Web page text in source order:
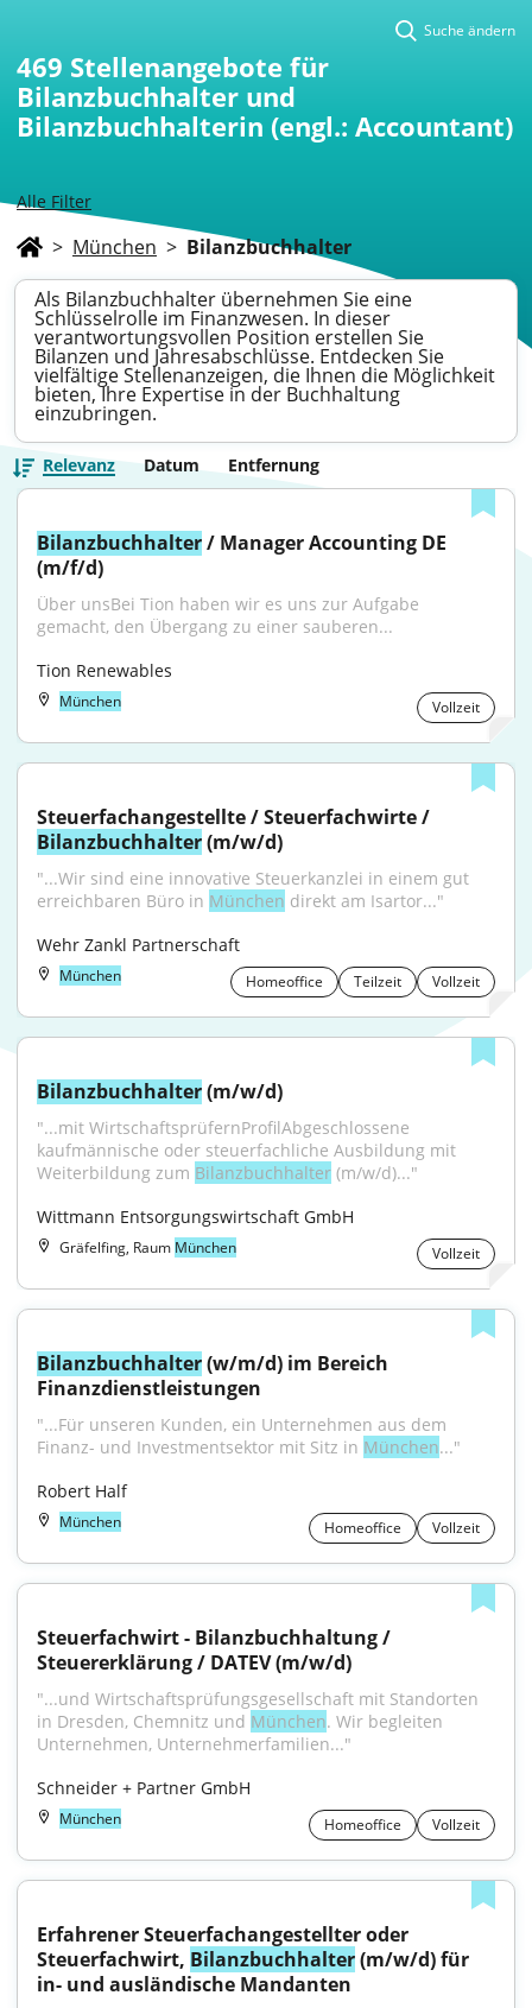
Alle Filter
Suche ändern
469 Stellenangebote für
Bilanzbuchhalter und
Bilanzbuchhalterin (engl.: Accountant)
> München > Bilanzbuchhalter
Als Bilanzbuchhalter übernehmen Sie eine
Schlüsselrolle im Finanzwesen. In dieser
verantwortungsvollen Position erstellen Sie
Bilanzen und Jahresabschlüsse. Entdecken Sie
vielfältige Stellenanzeigen, die Ihnen die Möglichkeit
bieten, Ihre Expertise in der Buchhaltung
einzubringen.
Relevanz Datum Entfernung
Bilanzbuchhalter / Manager Accounting DE
(m/f/d)
Über unsBei Tion haben wir es uns zur Aufgabe
gemacht, den Übergang zu einer sauberen...
Tion Renewables
München Vollzeit
Bilanzbuchhalter (m/w/d)
"...Wir sind eine innovative Steuerkanzlei in einem gut
erreichbaren Büro in München direkt am Isartor..."
Wehr Zankl Partnerschaft
München Homeoffice Teilzeit Vollzeit
Bilanzbuchhalter (m/w/d)
"...mit WirtschaftsprüfernProfilAbgeschlossene
kaufmännische oder steuerfachliche Ausbildung mit
Weiterbildung zum Bilanzbuchhalter (m/w/d)..."
Wittmann Entsorgungswirtschaft GmbH
Gräfelfing, Raum München Vollzeit
Bilanzbuchhalter (w/m/d) im Bereich
Finanzdienstleistungen
"...Für unseren Kunden, ein Unternehmen aus dem
Finanz- und Investmentsektor mit Sitz in München..."
Robert Half
München Homeoffice Vollzeit
Steuerfachwirt - Bilanzbuchhaltung /
Steuererklärung / DATEV (m/w/d)
"...und Wirtschaftsprüfungsgesellschaft mit Standorten
in Dresden, Chemnitz und München. Wir begleiten
Unternehmen, Unternehmerfamilien..."
Schneider + Partner GmbH
München Homeoffice Vollzeit
Erfahrener Steuerfachangestellter oder
Steuerfachwirt, Bilanzbuchhalter (m/w/d) für
in- und ausländische Mandanten